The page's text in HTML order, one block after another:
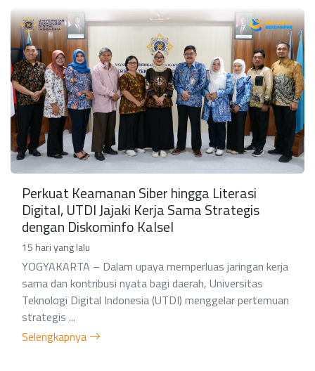
Perkuat Keamanan Siber hingga Literasi
Digital, UTDI Jajaki Kerja Sama Strategis
dengan Diskominfo Kalsel
15 hari yang lalu
YOGYAKARTA – Dalam upaya memperluas jaringan kerja
sama dan kontribusi nyata bagi daerah, Universitas
Teknologi Digital Indonesia (UTDI) menggelar pertemuan
strategis ...
Selengkapnya